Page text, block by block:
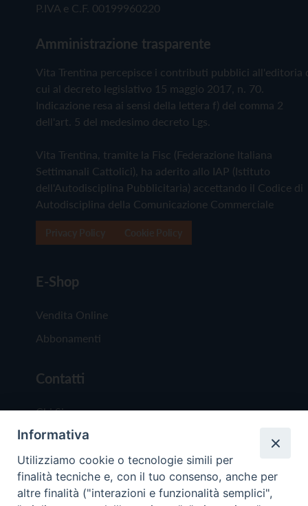
P.IVA e C.F. 00199960220
Amministrazione trasparente
Vita Trentina percepisce i contributi pubblici all'editoria
cui al decreto legislativo 15 maggio 2017, n. 70.
Indicazione resa ai sensi della lettera f) del comma 2
dell'art. 5 del medesimo decreto Lgs.
Vita Trentina, tramite la Fisc (Federazione Italiana
Settimanali Cattolici), ha aderito allo IAP (Istituto
dell'Autodisciplina Pubblicitaria) accettando il Codice di
Autodisciplina della Comunicazione Commerciale
E-Shop
Vendita Online
Abbonamenti
Contatti
Chi Siamo
Redazione
Scrivici
Informativa
Utilizziamo cookie o tecnologie simili per
finalità tecniche e, con il tuo consenso, anche per
altre finalità ("interazioni e funzionalità semplici",